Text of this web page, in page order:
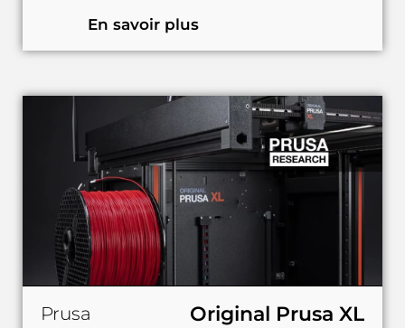
En savoir plus
Prusa Original Prusa XL